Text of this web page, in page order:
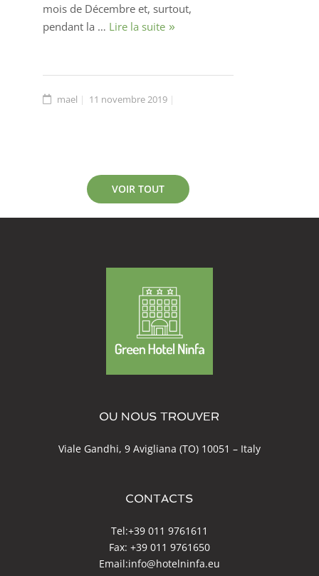
mois de Décembre et, surtout,
pendant la … Lire la suite
mael 11 novembre 2019
VOIR TOUT
OU NOUS TROUVER
Viale Gandhi, 9 Avigliana (TO) 10051 – Italy
CONTACTS
Tel:+39 011 9761611
Fax: +39 011 9761650
Email:info@hotelninfa.eu